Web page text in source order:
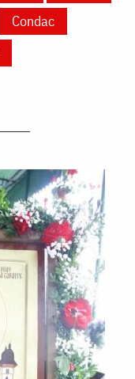
Condac